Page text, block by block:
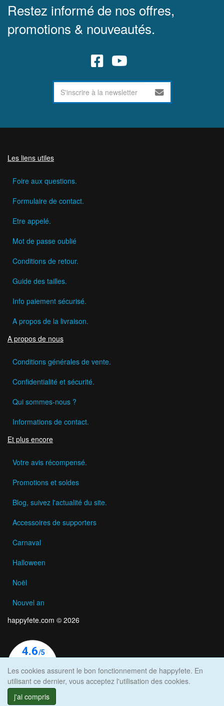
Restez informé de nos offres,
promotions & nouveautés.
Les liens utiles
Foire aux questions.
Formulaire de contact.
Etre appelé.
Mot de passe oublié
Conditions de retour.
Guide des tailles.
Info paiement sécurisé.
A propos de la livraison.
A propos de nous
Conditions générales de vente.
Confidentialité et sécurité.
Qui sommes-nous ?
Informations de contact.
Et plus encore
Votre avis récompensé.
Promotions et soldes
Blog, suivez l'actualité du site.
Accessoires de supporters
Carnaval
Halloween
Noël
Nouvel an
happyfete.com © 2026
Les cookies assurent le bon fonctionnement de happyfete. En
utilisant ce dernier, vous acceptez l'utilisation des cookies.
j'ai compris